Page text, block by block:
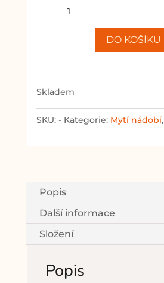
množství
DO KOŠÍKU
skladem
SKU: - Kategorie: Mytí nádobí,
Popis
Další informace
Složení
Popis